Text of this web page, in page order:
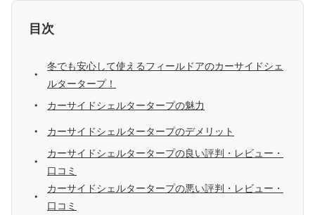
目次
冬でも安心して使えるフィールドアのカーサイドシェ
ルタータープ！
カーサイドシェルタータープの魅力
カーサイドシェルタータープのデメリット
カーサイドシェルタータープの良い評判・レビュー・
口コミ
カーサイドシェルタータープの悪い評判・レビュー・
口コミ